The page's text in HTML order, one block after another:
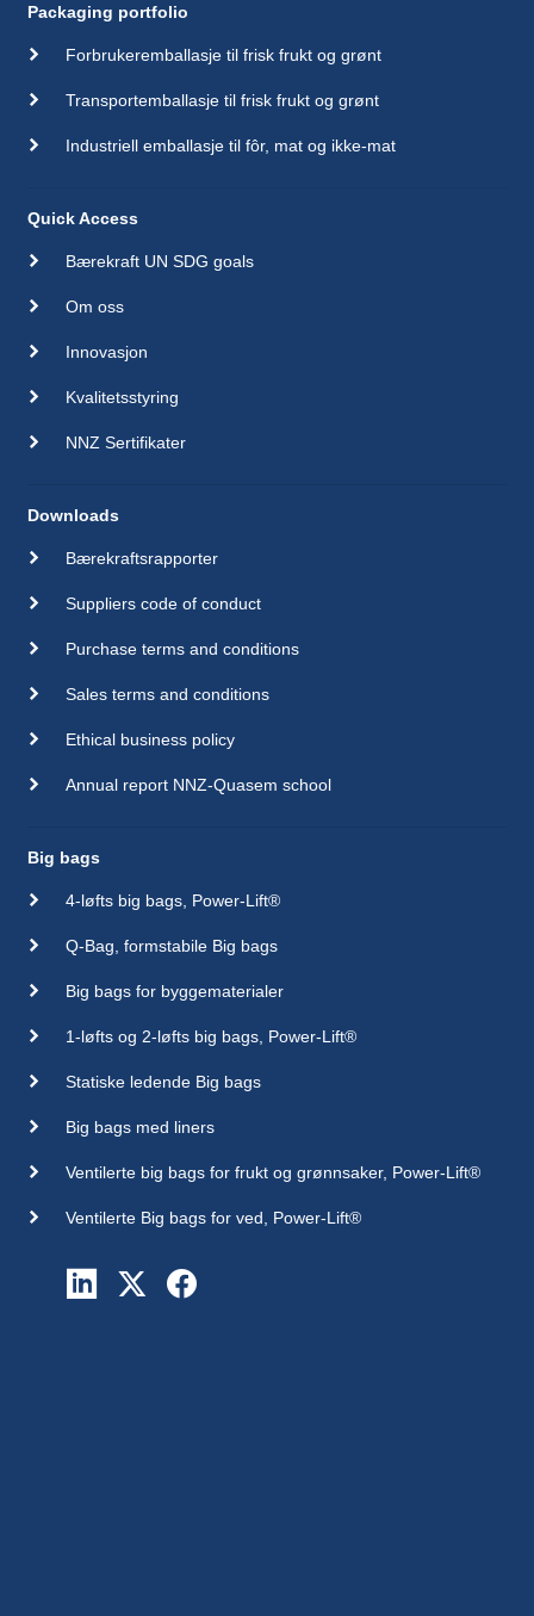
Packaging portfolio
Forbrukeremballasje til frisk frukt og grønt
Transportemballasje til frisk frukt og grønt
Industriell emballasje til fôr, mat og ikke-mat
Quick Access
Bærekraft UN SDG goals
Om oss
Innovasjon
Kvalitetsstyring
NNZ Sertifikater
Downloads
Bærekraftsrapporter
Suppliers code of conduct
Purchase terms and conditions
Sales terms and conditions
Ethical business policy
Annual report NNZ-Quasem school
Big bags
4-løfts big bags, Power-Lift®
Q-Bag, formstabile Big bags
Big bags for byggematerialer
1-løfts og 2-løfts big bags, Power-Lift®
Statiske ledende Big bags
Big bags med liners
Ventilerte big bags for frukt og grønnsaker, Power-Lift®
Ventilerte Big bags for ved, Power-Lift®